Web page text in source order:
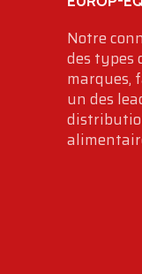
Notre
des types
marques,
un des